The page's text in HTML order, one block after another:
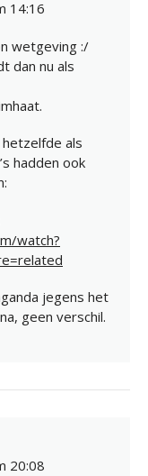
14:16
wetgeving :/
dan nu als
als
hadden ook
watch?
jegens het
geen verschil.
20:08